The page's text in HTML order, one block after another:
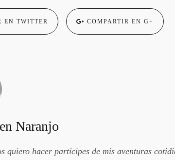
EN TWITTER COMPARTIR EN G+
Naranjo
hacer partícipes de mis aventuras